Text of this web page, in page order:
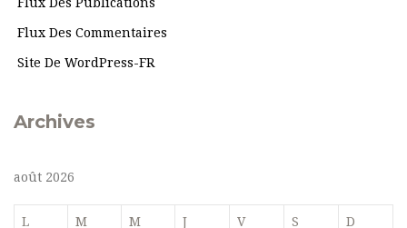
Flux Des Commentaires
Site De WordPress-FR
Archives
août 2026
L M M J V S D